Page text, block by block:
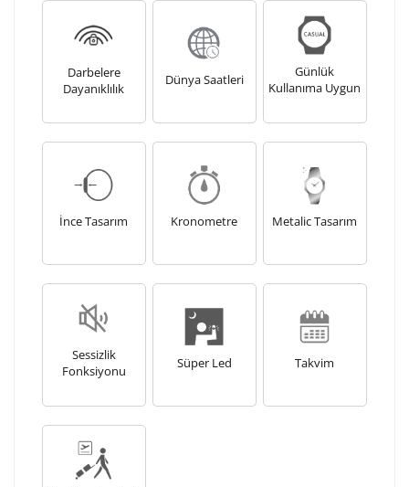
Darbelere
Dayanıklılık
Dünya Saatleri
Günlük
Kullanıma Uygun
İnce Tasarım Kronometre Metalic Tasarım
Sessizlik
Fonksiyonu
Süper Led Takvim